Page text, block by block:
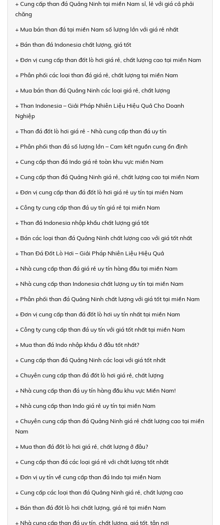
+ Cung cấp than đá Quảng Ninh tại miền Nam sỉ, lẻ với giá cả phải
chăng
+ Mua bán than đá tại miền Nam số lượng lớn với giá rẻ nhất
+ Bán than đá Indonesia chất lượng, giá tốt
+ Đơn vị cung cấp than đốt lò hơi giá rẻ, chất lượng cao tại miền Nam
+ Phân phối các loại than đá giá rẻ, chất lượng tại miền Nam
+ Mua bán than đá Quảng Ninh các loại giá rẻ, chất lượng
+ Than Indonesia – Giải Pháp Nhiên Liệu Hiệu Quả Cho Doanh
Nghiệp
+ Than đá đốt lò hơi giá rẻ - Nhà cung cấp than đá uy tín
+ Phân phối than đá số lượng lớn – Cam kết nguồn cung ổn định
+ Cung cấp than đá Indo giá rẻ toàn khu vực miền Nam
+ Cung cấp than đá Quảng Ninh giá rẻ, chất lượng cao tại miền Nam
+ Đơn vị cung cấp than đá đốt lò hơi giá rẻ uy tín tại miền Nam
+ Công ty cung cấp than đá uy tín giá rẻ tại miền Nam
+ Than đá Indonesia nhập khẩu chất lượng giá tốt
+ Bán các loại than đá Quảng Ninh chất lượng cao với giá tốt nhất
+ Than Đá Đốt Lò Hơi – Giải Pháp Nhiên Liệu Hiệu Quả
+ Nhà cung cấp than đá giá rẻ uy tín hàng đầu tại miền Nam
+ Nhà cung cấp than Indonesia chất lượng uy tín tại miền Nam
+ Phân phối than đá Quảng Ninh chất lượng với giá tốt tại miền Nam
+ Đơn vị cung cấp than đá đốt lò hơi uy tín nhất tại miền Nam
+ Công ty cung cấp than đá uy tín với giá tốt nhất tại miền Nam
+ Mua than đá Indo nhập khẩu ở đâu tốt nhất?
+ Cung cấp than đá Quảng Ninh các loại với giá tốt nhất
+ Chuyên cung cấp than đá đốt lò hơi giá rẻ, chất lượng
+ Nhà cung cấp than đá uy tín hàng đầu khu vực Miền Nam!
+ Nhà cung cấp than Indo giá rẻ uy tín tại miền Nam
+ Chuyên cung cấp than đá Quảng Ninh giá rẻ chất lượng cao tại miền
Nam
+ Mua than đá đốt lò hơi giá rẻ, chất lượng ở đâu?
+ Cung cấp than đá các loại giá rẻ với chất lượng tốt nhất
+ Đơn vị uy tín về cung cấp than đá Indo tại miền Nam
+ Cung cấp các loại than đá Quảng Ninh giá rẻ, chất lượng cao
+ Bán than đá đốt lò hơi chất lượng, giá rẻ tại miền Nam
+ Nhà cung cấp than đá uy tín, chất lượng, giá tốt, tận nơi